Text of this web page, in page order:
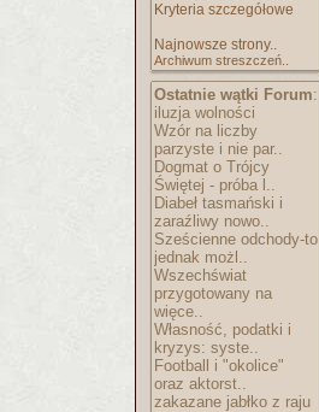
Kryteria szczegółowe
Najnowsze strony..
Archiwum streszczeń..
Ostatnie wątki Forum:
iluzja wolności
Wzór na liczby
parzyste i nie par..
Dogmat o Trójcy
Świętej - próba l..
Diabeł tasmański i
zaraźliwy nowo..
Sześcienne odchody-to
jednak możl..
Wszechświat
przygotowany na
więce..
Własność, podatki i
kryzys: syste..
Football i "okolice"
oraz aktorst..
zakazane jabłko z raju